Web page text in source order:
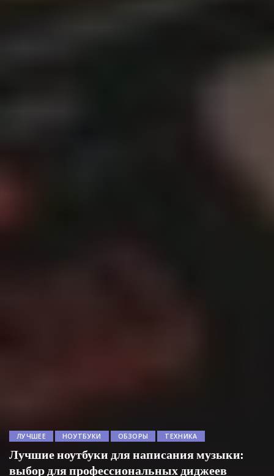
ЛУЧШЕЕ НОУТБУКИ ОБЗОРЫ ТЕХНИКА
Лучшие ноутбуки для написания музыки:
выбор для профессиональных диджеев